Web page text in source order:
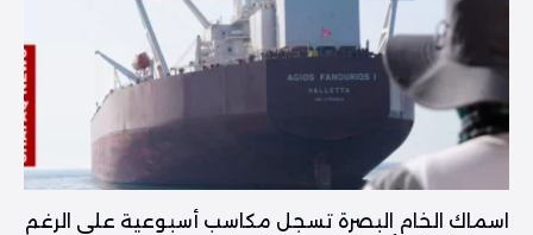
اسماك الخام البصرة تسجل مكاسب أسبوعية على الرغم